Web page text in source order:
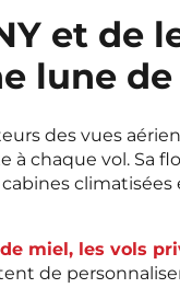
et de
lune
des vues
à chaque vol. Sa
miel, les vols
de